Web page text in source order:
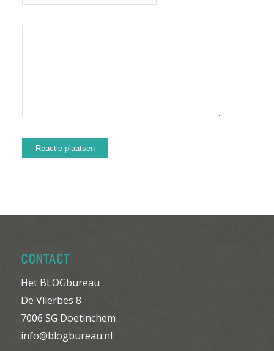
CONTACT
Het BLOGbureau
De Vlierbes 8
7006 SG Doetinchem
info@blogbureau.nl